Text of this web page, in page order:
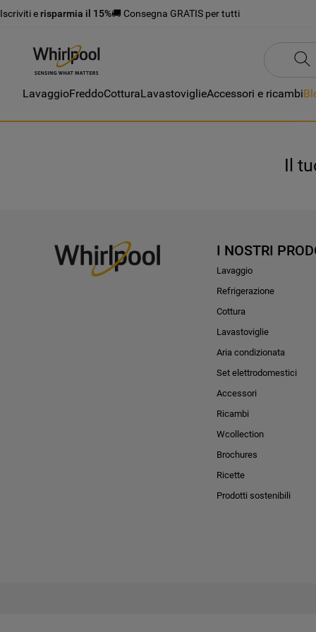
Iscriviti e risparmia il 15%🚚 Consegna GRATIS per tutti
LavaggioFreddoCotturaLavastoviglieAccessori e ricambi
Il
I NOSTRI
Lavaggio
Refrigerazione
Cottura
Lavastoviglie
Aria condizionata
Set elettrodomestici
Accessori
Ricambi
Wcollection
Brochures
Ricette
Prodotti sostenibili